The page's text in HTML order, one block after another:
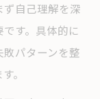
きな変化と
自己理解を深
す。具体的に
パターンを整
。